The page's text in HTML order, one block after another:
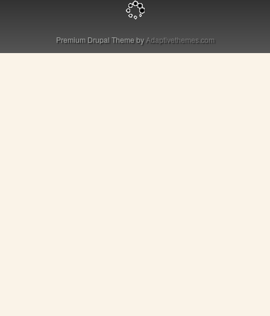
Premium Drupal Theme byAdaptivethemes.com